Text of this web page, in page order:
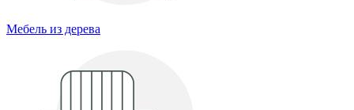
Мебель из дерева